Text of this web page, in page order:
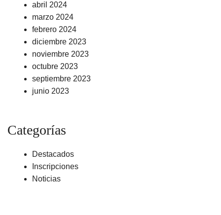
abril 2024
marzo 2024
febrero 2024
diciembre 2023
noviembre 2023
octubre 2023
septiembre 2023
junio 2023
Categorías
Destacados
Inscripciones
Noticias